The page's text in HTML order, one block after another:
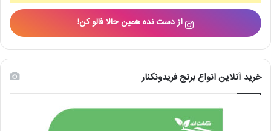
از دست نده همین حالا فالو کن!
خرید آنلاین انواع برنج فریدونکنار